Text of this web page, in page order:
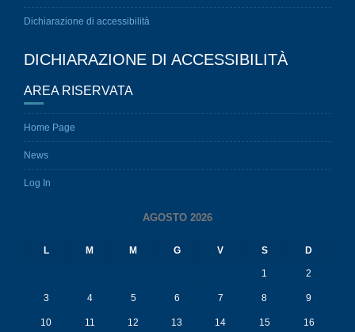
Dichiarazione di accessibilità
DICHIARAZIONE DI ACCESSIBILITÀ
AREA RISERVATA
Home Page
News
Log In
AGOSTO 2026
L M M G V S D
1 2
3 4 5 6 7 8 9
10 11 12 13 14 15 16